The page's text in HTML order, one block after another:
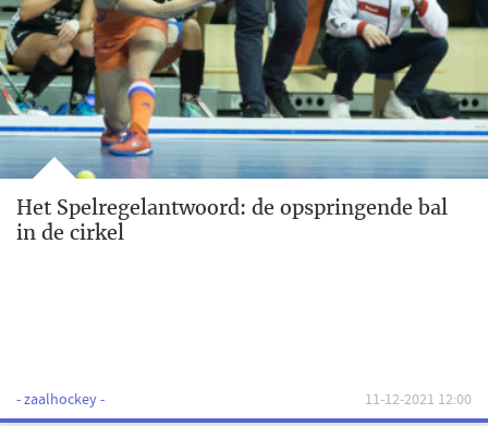
Het Spelregelantwoord: de opspringende bal
in de cirkel
- zaalhockey - 11-12-2021 12:00